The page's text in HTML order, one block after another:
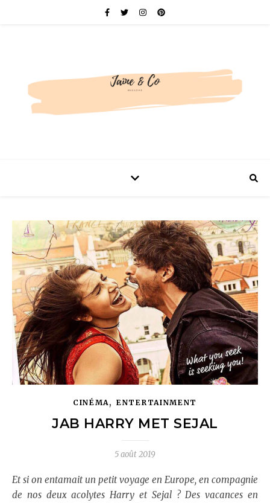
CINÉMA ,ENTERTAINMENT
JAB HARRY MET SEJAL
5 août 2019
Et si on entamait un petit voyage en Europe, en compagnie
de nos deux acolytes Harry et Sejal ? Des vacances en